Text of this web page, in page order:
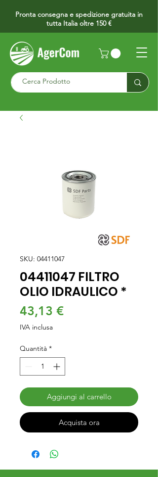
Pronta consegna e spedizione gratuita in
tutta Italia oltre 150 €
SKU: 04411047
04411047 FILTRO
OLIO IDRAULICO *
43,13 €Prezzo
IVA inclusa
Quantità *
Aggiungi al carrello
Acquista ora